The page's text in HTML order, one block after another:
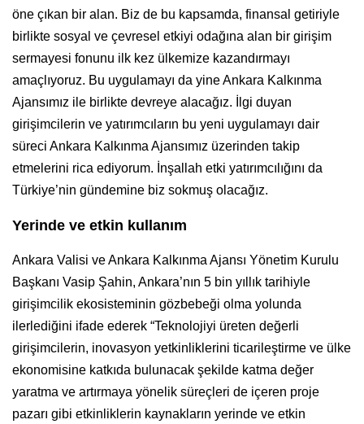
öne çıkan bir alan. Biz de bu kapsamda, finansal getiriyle
birlikte sosyal ve çevresel etkiyi odağına alan bir girişim
sermayesi fonunu ilk kez ülkemize kazandırmayı
amaçlıyoruz. Bu uygulamayı da yine Ankara Kalkınma
Ajansımız ile birlikte devreye alacağız. İlgi duyan
girişimcilerin ve yatırımcıların bu yeni uygulamayı dair
süreci Ankara Kalkınma Ajansımız üzerinden takip
etmelerini rica ediyorum. İnşallah etki yatırımcılığını da
Türkiye’nin gündemine biz sokmuş olacağız.
Yerinde ve etkin kullanım
Ankara Valisi ve Ankara Kalkınma Ajansı Yönetim Kurulu
Başkanı Vasip Şahin, Ankara’nın 5 bin yıllık tarihiyle
girişimcilik ekosisteminin gözbebeği olma yolunda
ilerlediğini ifade ederek “Teknolojiyi üreten değerli
girişimcilerin, inovasyon yetkinliklerini ticarileştirme ve ülke
ekonomisine katkıda bulunacak şekilde katma değer
yaratma ve artırmaya yönelik süreçleri de içeren proje
pazarı gibi etkinliklerin kaynakların yerinde ve etkin